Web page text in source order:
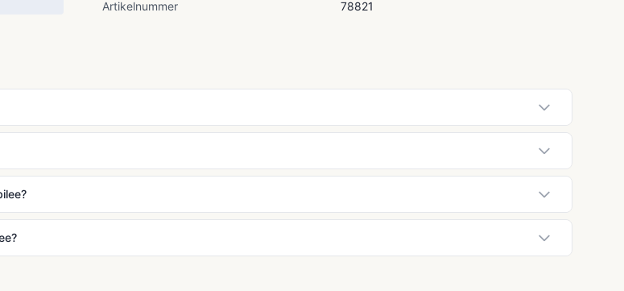
Artikelnummer
78821